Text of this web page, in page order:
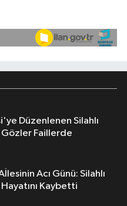
Silahlı
Gözler Faillerde
Acı Günü: Silahlı
Hayatını Kaybetti